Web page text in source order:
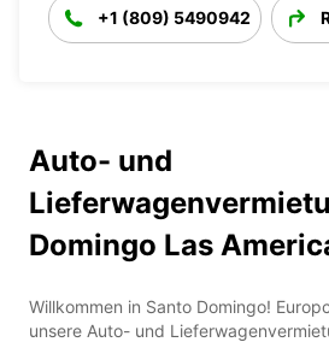
+1 (809) 5490942
Auto- und
Domingo Las
Willkommen in Santo Domingo!
unsere Auto- und